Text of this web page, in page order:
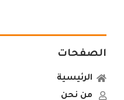
الصفحات
الرئيسية
من نحن